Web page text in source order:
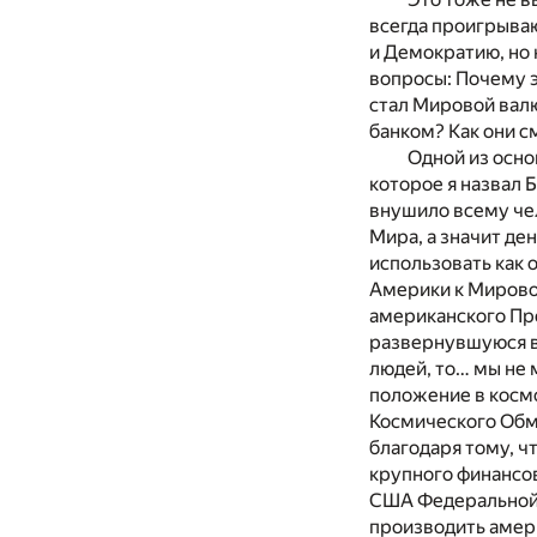
всегда
и Демократию, но
вопросы: Почему
стал Мировой
банком? Как они
Одной из
которое я
внушило всему
Мира, а значит
использовать
Америки к
американского
развернувшуюся
людей, то… мы не
положение в
Космического
благодаря тому,
крупного
США Федеральной
производить